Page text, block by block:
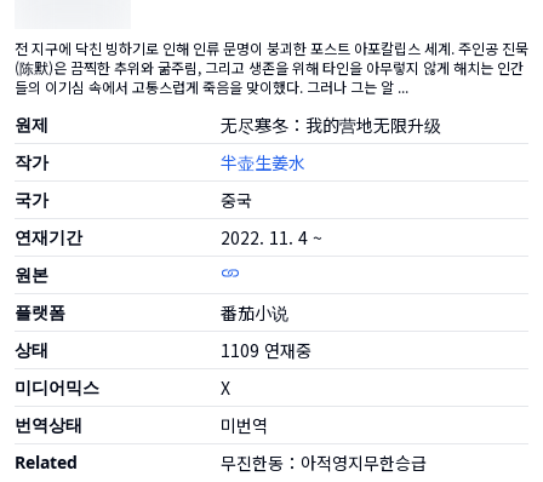
전 지구에 닥친 빙하기로 인해 인류 문명이 붕괴한 포스트 아포칼립스 세계. 주인공 진묵
(陈默)은 끔찍한 추위와 굶주림, 그리고 생존을 위해 타인을 아무렇지 않게 해치는 인간
들의 이기심 속에서 고통스럽게 죽음을 맞이했다. 그러나 그는 알 ...
원제 无尽寒冬：我的营地无限升级
작가 半壶生姜水
국가 중국
연재기간 2022. 11. 4 ~
원본
플랫폼
番茄小说
상태 1109 연재중
미디어믹스 X
번역상태 미번역
Related 무진한동：아적영지무한승급